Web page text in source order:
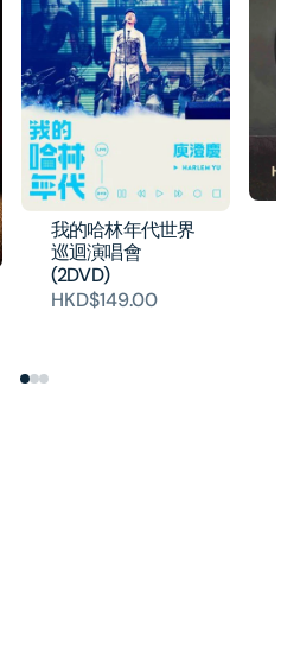
我的哈林年代世界
巡迴演唱會
(2DVD)
HKD$149.00